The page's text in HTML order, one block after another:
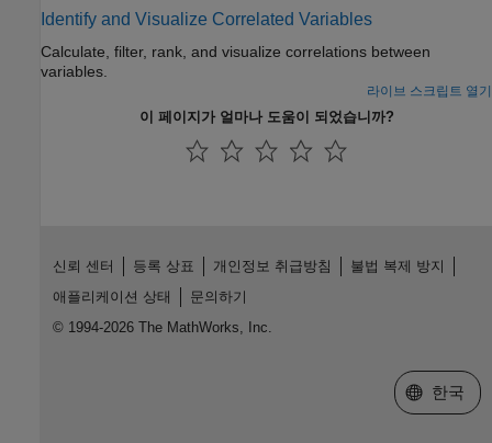
Identify and Visualize Correlated Variables
Calculate, filter, rank, and visualize correlations between
variables.
라이브 스크립트 열기
이 페이지가 얼마나 도움이 되었습니까?
신뢰 센터 등록 상표 개인정보 취급방침
불법 복제 방지
애플리케이션 상태
문의하기
© 1994-2026 The MathWorks, Inc.
웹사이트
한국